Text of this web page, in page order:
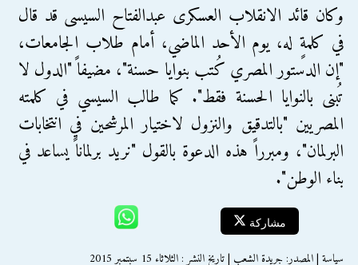
وكان قائد الانقلاب العسكرى عبدالفتاح السيسى قد قال
في كلمةٍ له، يوم الأحد الماضي، أمام طلاب الجامعات،
"إن الدستور المصري كُتب بنوايا حسنة"، مضيفاً "الدول لا
تُبنى بالنوايا الحسنة فقط". كما طالب السيسي في كلمته
المصريين "بالتدقيق والنزول لاختيار المرشحين في انتخابات
البرلمان"، ومبرراً هذه الدعوة بالقول "نريد برلماناً يساعد في
بناء الوطن".
مشاركة
سياسة | المصدر: جريدة الشعب | تاريخ النشر : الثلاثاء 15 سبتمبر 2015